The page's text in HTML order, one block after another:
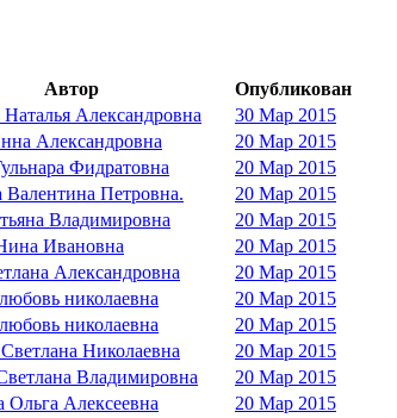
Автор
Опубликован
Александровна
30 Мар 2015
Александровна
20 Мар 2015
Фидратовна
20 Мар 2015
Валентина Петровна.
20 Мар 2015
Владимировна
20 Мар 2015
Ивановна
20 Мар 2015
Александровна
20 Мар 2015
николаевна
20 Мар 2015
николаевна
20 Мар 2015
Николаевна
20 Мар 2015
Владимировна
20 Мар 2015
Ольга Алексеевна
20 Мар 2015